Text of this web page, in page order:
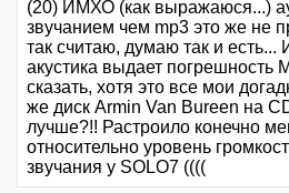
(20) ИМХО (как выражаюся...)
звучанием чем mp3 это же не
так считаю, думаю так и есть...
акустика выдает погрешность
сказать, хотя это все мои
же диск Armin Van Bureen на
лучше?!! Растроило конечно
относительно уровень
звучания у SOLO7 ((((